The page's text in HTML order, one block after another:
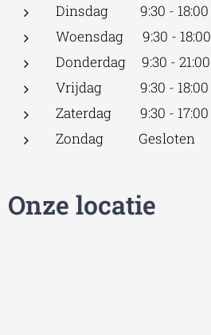
Dinsdag 9:30 - 18:00
Woensdag 9:30 - 18:00
Donderdag 9:30 - 21:00
Vrijdag 9:30 - 18:00
Zaterdag 9:30 - 17:00
Zondag Gesloten
Onze locatie